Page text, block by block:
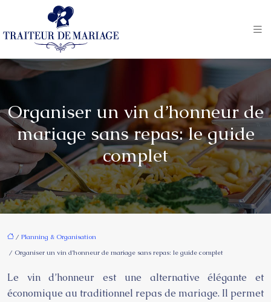
Organiser un vin d’honneur de
mariage sans repas: le guide
complet
/ Planning & Organisation
/ Organiser un vin d’honneur de mariage sans repas: le guide complet
Le vin d’honneur est une alternative élégante et
économique au traditionnel repas de mariage. Il permet